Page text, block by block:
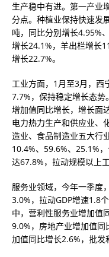
生产稳中有进。第一产业
分点。种植业保持快速发
吨，同比分别增长4.95%
增长24.1%，羊出栏增长
增长22.7%。
工业方面，1月至3月，西
7.7%，保持稳定增长态
增加值同比增长，增长面
电力热力生产和供应业、
造业、食品制造业五大行
10.4%、59.6%、25.1%
达67.8%，拉动规模以上
服务业领域，今年一季度
3.0%，拉动GDP增速1.8
中，营利性服务业增加值
9.0%，房地产业增加值
加值同比增长2.6%，批发